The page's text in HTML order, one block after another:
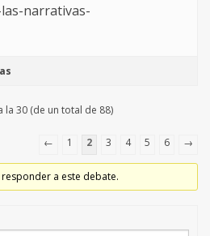
narrativas-
la 30 (de un total de 88)
← 1 2 3 4 5 6 →
a este debate.